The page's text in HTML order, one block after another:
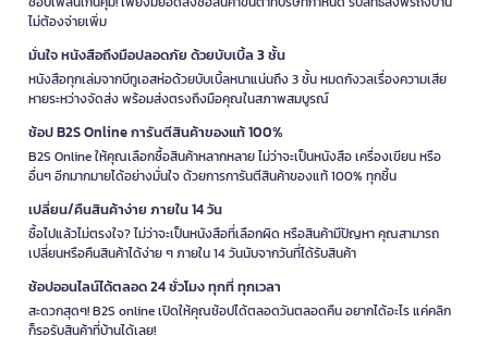
ไม่ต้องจ่ายเพิ่ม
มั่นใจ หนังสือถึงมือปลอดภัย ด้วยบับเบิ้ล 3 ชั้น
หนังสือทุกเล่มจากบีทูเอสห่อด้วยบับเบิ้ลหนาแน่นถึง 3 ชั้น หมดกังวลเรื่องความเสีย
หายระหว่างจัดส่ง พร้อมส่งตรงถึงมือคุณในสภาพสมบูรณ์
ช้อป B2S Online การันตีสินค้าของแท้ 100%
B2S Online ให้คุณเลือกซื้อสินค้าหลากหลาย ไม่ว่าจะเป็นหนังสือ เครื่องเขียน หรือ
อื่นๆ อีกมากมายได้อย่างมั่นใจ ด้วยการการันตีสินค้าของแท้ 100% ทุกชิ้น
เปลี่ยน/คืนสินค้าง่าย ภายใน 14 วัน
ซื้อไปแล้วไม่ตรงใจ? ไม่ว่าจะเป็นหนังสือที่เลือกผิด หรือสินค้ามีปัญหา คุณสามารถ
เปลี่ยนหรือคืนสินค้าได้ง่าย ๆ ภายใน 14 วันนับจากวันที่ได้รับสินค้า
ช้อปออนไลน์ได้ตลอด 24 ชั่วโมง ทุกที่ ทุกเวลา
สะดวกสุดๆ! B2S online เปิดให้คุณช้อปได้ตลอดวันตลอดคืน อยากได้อะไร แค่คลิก
ก็รอรับสินค้าที่บ้านได้เลย!